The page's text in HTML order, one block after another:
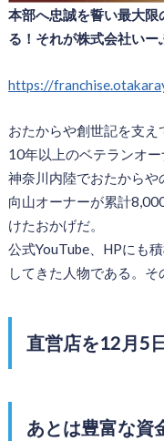
本部へ忠誠を誓い最大
る！それが株式会社いー
https://
おたからや創世記を支え
10年以上のベテランオー
神奈川内陸でおたからや
向山オーナーが累計
けたおかげだ。
公式YouTube、HPにも
してきた人物である。
直営店を12月5
あとは豊富な資